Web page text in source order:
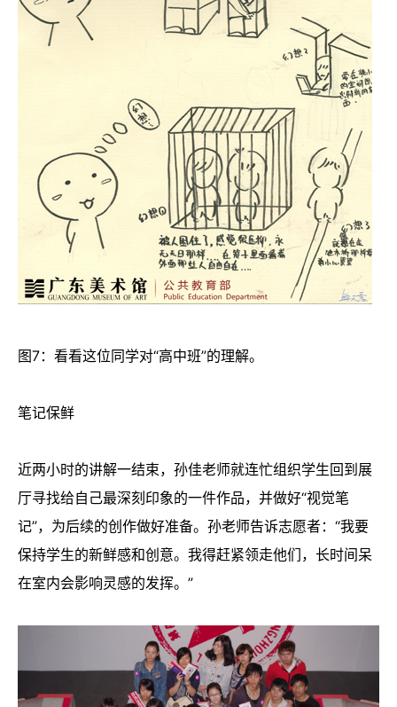
图7：看看这位同学对“高中班”的理解。
笔记保鲜
近两小时的讲解一结束，孙佳老师就连忙组织学生回到展
厅寻找给自己最深刻印象的一件作品，并做好“视觉笔
记”，为后续的创作做好准备。孙老师告诉志愿者：“我要
保持学生的新鲜感和创意。我得赶紧领走他们，长时间呆
在室内会影响灵感的发挥。”